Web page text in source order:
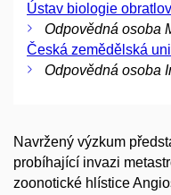
Ústav biologie
Odpovědná osoba
Česká zemědělská
Odpovědná osoba
Navržený výzkum
probíhající invazi
zoonotické hlístice